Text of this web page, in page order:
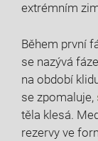
extrémním
Během první
se nazývá
na období
se zpomaluje,
‍těla⁤ klesá.
rezervy ve